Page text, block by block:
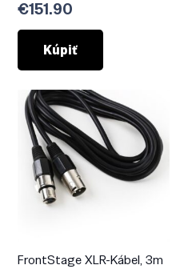
€151.90
Kúpiť
FrontStage XLR-Kábel, 3m